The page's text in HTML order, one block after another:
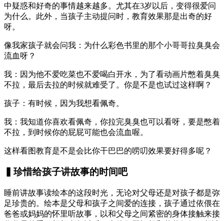
中疑惑和好奇的事情越来越多。尤其在3岁以后，变得很爱问
为什么。此外，当孩子主动提问时，教育效果那是出奇的好
呀。
像我家孩子就会问我：为什么彩色书里的那个小哥哥拉臭臭会
流血呀？
我：因为他不爱吃菜也不爱喝白开水，为了看动画片憋着臭臭
不拉，最后去拉的时候就难受了。你是不是也试过这样啊？
孩子：有时候，因为我想看佩奇。
我：我知道你喜欢看佩奇，你拉完臭臭也可以看呀，要是憋着
不拉，到时候你的屁屁可能也会流血喔。
这样看图教育是不是会比你干巴巴的唠叨效果要好得多呢？
▍珍惜给孩子讲故事的时间吧
睡前讲故事读绘本的这段时光，无论对父母还是对孩子都是弥
足珍贵的。绘本是父母和孩子之间爱的连接，孩子通过依偎在
爸爸或妈妈的怀里听故事，以和父母之间紧密的身体接触来接